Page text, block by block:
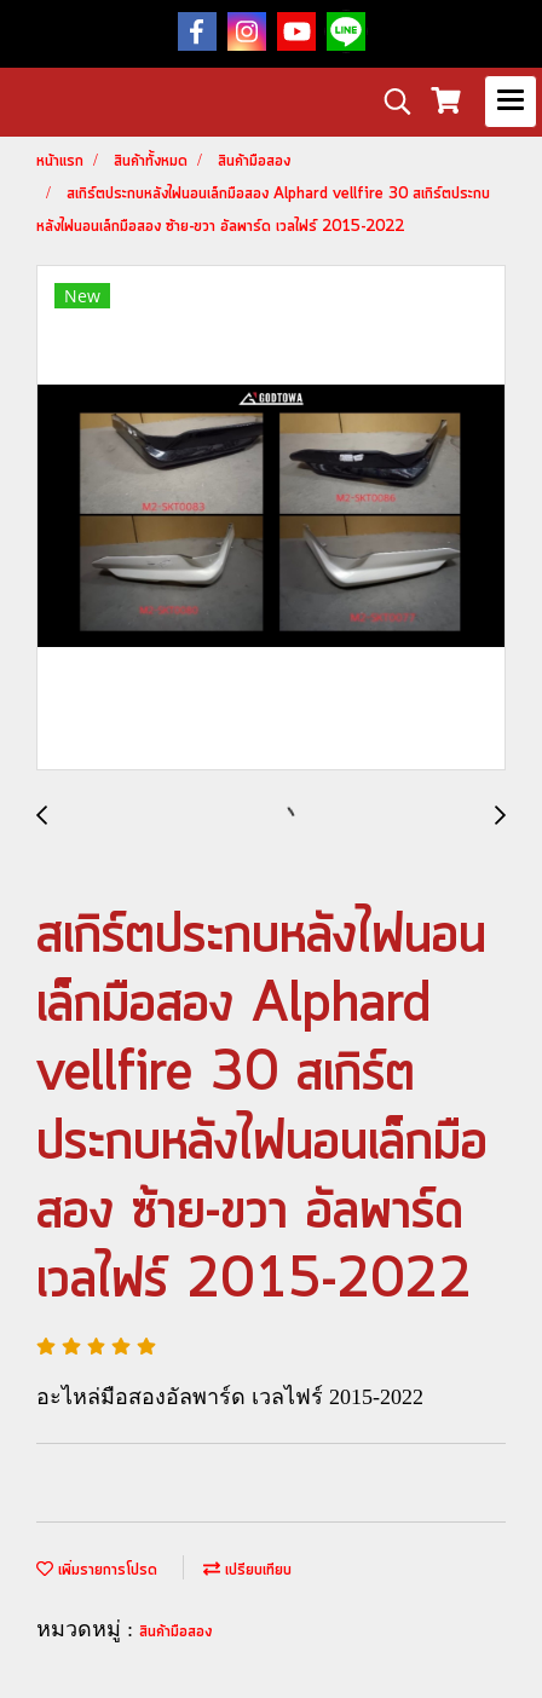
หน้าแรก สินค้าทั้งหมด
สินค้ามือสอง
สเกิร์ตประกบหลังไฟนอนเล็กมือสอง Alphard vellfire 30 สเกิร์ตประกบ
หลังไฟนอนเล็กมือสอง ซ้าย-ขวา อัลพาร์ด เวลไฟร์ 2015-2022
New
สเกิร์ตประกบหลังไฟนอน
เล็กมือสอง Alphard
vellfire 30 สเกิร์ต
ประกบหลังไฟนอนเล็กมือ
สอง ซ้าย-ขวา อัลพาร์ด
เวลไฟร์ 2015-2022
อะไหล่มือสองอัลพาร์ด เวลไฟร์ 2015-2022
เพิ่มรายการโปรด เปรียบเทียบ
หมวดหมู่ : สินค้ามือสอง